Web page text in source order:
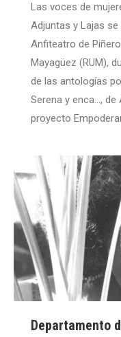
Las voces de
Adjuntas y Lajas
Anfiteatro de
Mayagüez (RUM),
de las antologías
Serena y enca…,
proyecto
Departamento